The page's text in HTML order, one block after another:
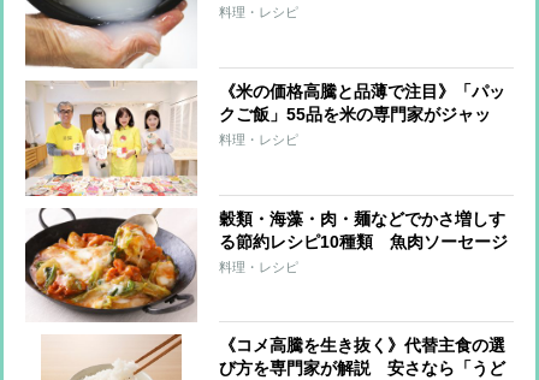
から掃除まで幅広く活用」「卵の殻は
料理・レシピ
《米の価格高騰と品薄で注目》「パッ
クご飯」55品を米の専門家がジャッ
ジ！コシヒカリ部門や全国銘柄米部門
料理・レシピ
穀類・海藻・肉・麺などでかさ増しす
る節約レシピ10種類 魚肉ソーセージ
でえびマヨ、お米の代わりにしらたき
料理・レシピ
《コメ高騰を生き抜く》代替主食の選
び方を専門家が解説 安さなら「うど